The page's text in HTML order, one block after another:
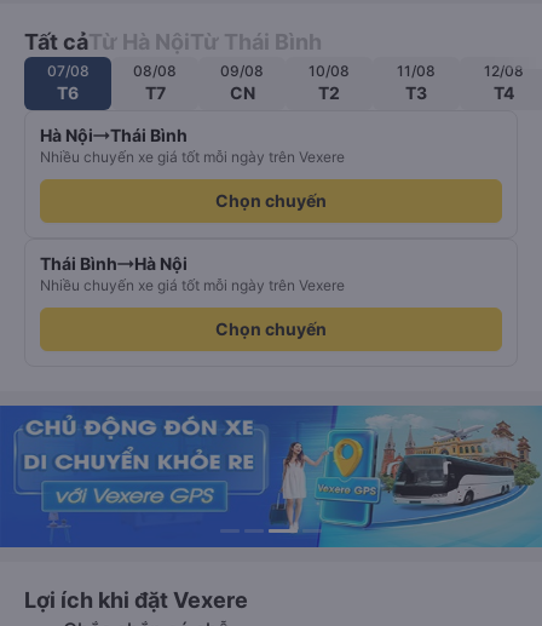
Tất cảTừ Hà NộiTừ Thái Bình
07/08
T6
08/08
T7
09/08
CN
10/08
T2
11/08
T3
12/08
T4
Hà Nội Thái Bình
Nhiều chuyến xe giá tốt mỗi ngày trên Vexere
Chọn chuyến
Thái Bình Hà Nội
Nhiều chuyến xe giá tốt mỗi ngày trên Vexere
Chọn chuyến
Lợi ích khi đặt Vexere